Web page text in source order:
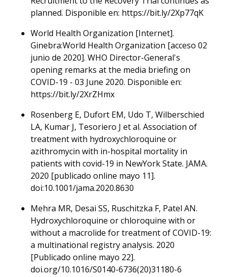
planned. Disponible en: https://bit.ly/2Xp77qK
World Health Organization [Internet].
Ginebra:World Health Organization [acceso 02
junio de 2020]. WHO Director-General's
opening remarks at the media briefing on
COVID-19 - 03 June 2020. Disponible en:
https://bit.ly/2XrZHmx
Rosenberg E, Dufort EM, Udo T, Wilberschied
LA, Kumar J, Tesoriero J et al. Association of
treatment with hydroxychloroquine or
azithromycin with in-hospital mortality in
patients with covid-19 in NewYork State. JAMA.
2020 [publicado online mayo 11].
doi:10.1001/jama.2020.8630
Mehra MR, Desai SS, Ruschitzka F, Patel AN.
Hydroxychloroquine or chloroquine with or
without a macrolide for treatment of COVID-19:
a multinational registry analysis. 2020
[Publicado online mayo 22].
doi.org/10.1016/S0140-6736(20)31180-6